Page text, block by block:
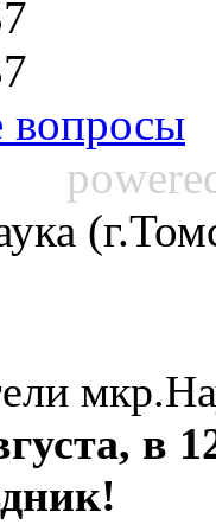
вопросы
в